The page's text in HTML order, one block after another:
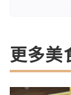
更多美